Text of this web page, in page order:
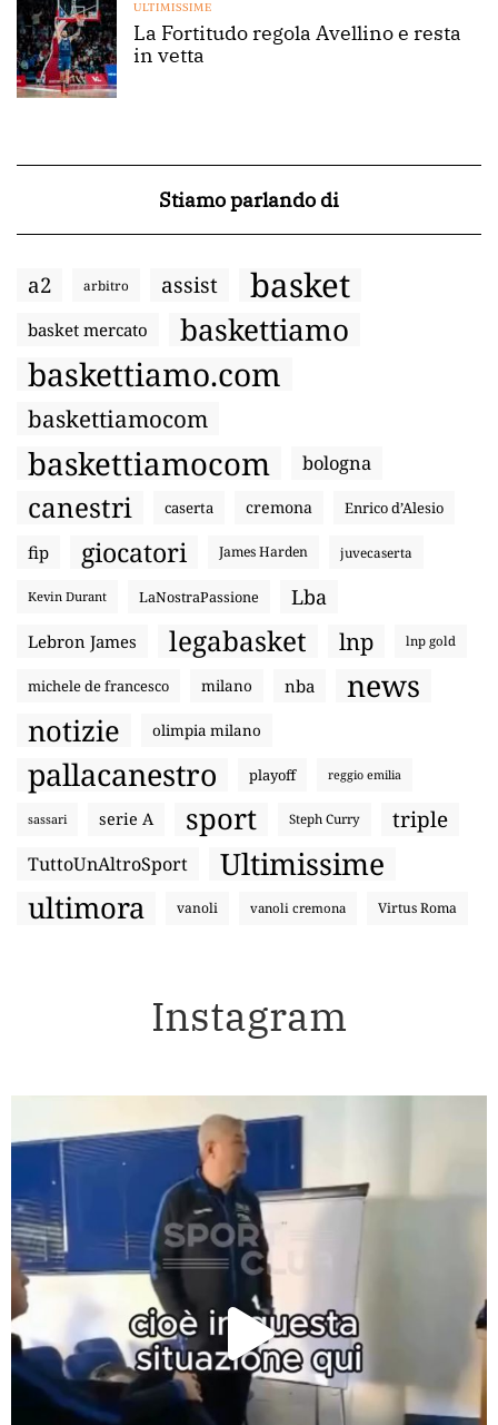
ULTIMISSIME
La Fortitudo regola Avellino e resta
in vetta
Stiamo parlando di
a2 arbitro assist basket
basket mercato baskettiamo
baskettiamo.com
baskettiamocom
baskettiamocom bologna
canestri caserta cremona Enrico d’Alesio
fip giocatori James Harden juvecaserta
Kevin Durant LaNostraPassione Lba
Lebron James legabasket lnp lnp gold
michele de francesco milano nba news
notizie olimpia milano
pallacanestro playoff reggio emilia
sassari serie A sport Steph Curry triple
TuttoUnAltroSport Ultimissime
ultimora vanoli vanoli cremona Virtus Roma
Instagram